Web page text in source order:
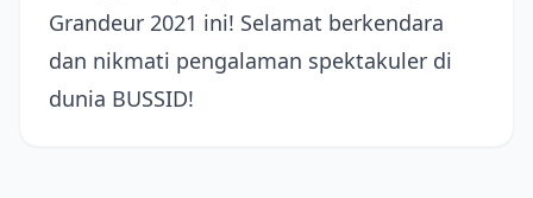
Grandeur 2021 ini! Selamat berkendara
dan nikmati pengalaman spektakuler di
dunia BUSSID!